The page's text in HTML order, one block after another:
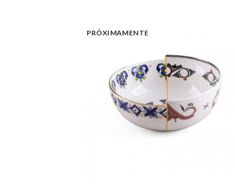
PRÓXIMAMENTE